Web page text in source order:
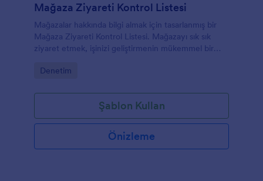
Mağaza Ziyareti Kontrol Listesi
Mağazalar hakkında bilgi almak için tasarlanmış bir
Mağaza Ziyareti Kontrol Listesi. Mağazayı sık sık
ziyaret etmek, işinizi geliştirmenin mükemmel bir
ziyaretleri iyileştirmenize yardımcı olacaktır.
Go to Category:
Denetim
Şablon Kullan
Önizleme